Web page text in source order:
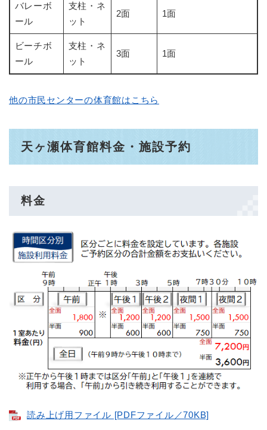
バレーボ
ール
支柱・ネ
ット
2面 1面
ビーチボ
ール
支柱・ネ
ット
3面 1面
他の市民センターの体育館はこちら
天ヶ瀬体育館料金・施設予約
料金
読み上げ用ファイル [PDFファイル／70KB]